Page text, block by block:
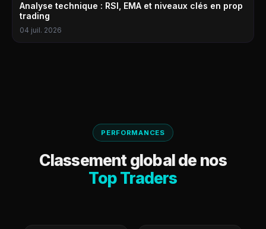
Analyse technique : RSI, EMA et niveaux clés en prop
trading
04 juil. 2026
PERFORMANCES
Classement global de nos
Top Traders